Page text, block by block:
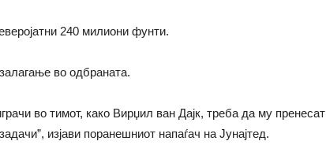
240 милиони фунти.
во одбраната.
во тимот, како Вирџил ван Дајк, треба да му пренесат
изјави поранешниот напаѓач на Јунајтед.